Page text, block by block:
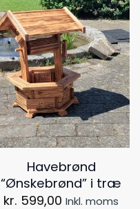
Havebrønd
“Ønskebrønd” i træ
kr. 599,00 Inkl. moms